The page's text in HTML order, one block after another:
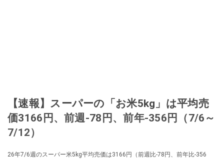
【速報】スーパーの「お米5kg」は平均売
価3166円、前週-78円、前年-356円（7/6～
7/12）
26年7/6週のスーパー米5kg平均売価は3166円（前週比-78円、前年比-356